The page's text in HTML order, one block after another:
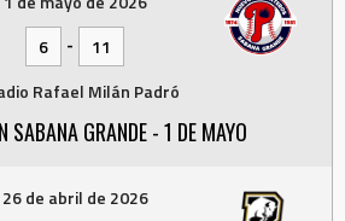
6
-
11
Rafael Milán Padró
SABANA GRANDE - 1 DE MAYO
26 de abril de 2026